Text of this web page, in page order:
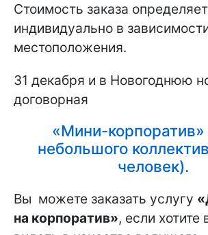
Стоимость заказа
индивидуально в
местоположения.
31 декабря и в Новогоднюю
договорная
«Мини-
небольшого
человек).
Вы можете заказать услугу
на корпоратив», если хотите